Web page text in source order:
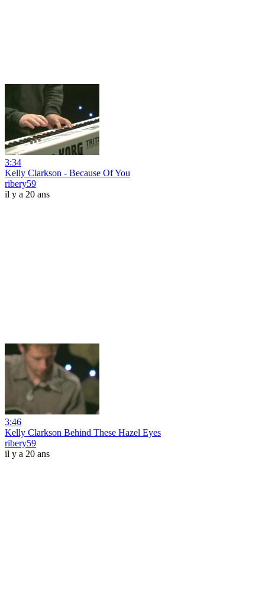
3:34
Kelly Clarkson - Because Of You
ribery59
il y a 20 ans
3:46
Kelly Clarkson Behind These Hazel Eyes
ribery59
il y a 20 ans